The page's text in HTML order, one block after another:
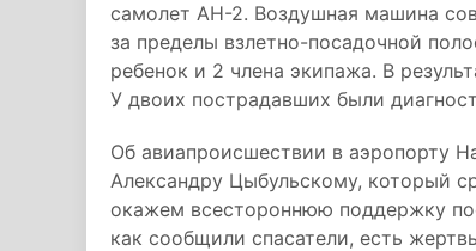
самолет АН-2. Воздушная машина
за пределы взлетно-посадочной
ребенок и 2 члена экипажа. В
У двоих пострадавших были
Об авиапроисшествии в аэропорту
Александру Цыбульскому, который
окажем всестороннюю поддержку
как сообщили спасатели, есть